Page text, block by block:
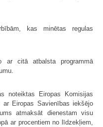
kas minētas regulas
ar citā atbalsta programmā
noteiktas Eiropas Komisijas
Eiropas Savienības iekšējo
atmaksāt dienestam visu
ar procentiem no līdzekļiem,